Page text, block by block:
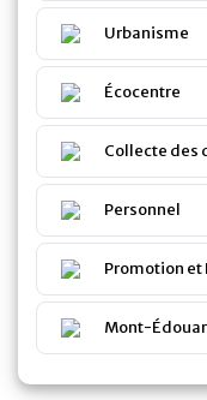
Urbanisme
Écocentre
Collecte des
Personnel
Promotion et
Mont-